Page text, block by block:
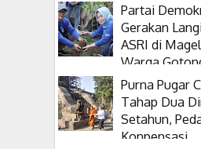
Partai
Gerakan
ASRI di
Warga
Tanam Pohon
Purna Pugar
Tahap Dua
Setahun,
Konpensasi